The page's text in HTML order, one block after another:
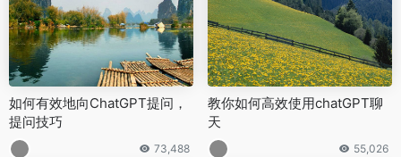
如何有效地向ChatGPT提问，
提问技巧
73,488
教你如何高效使用chatGPT聊
天
55,026